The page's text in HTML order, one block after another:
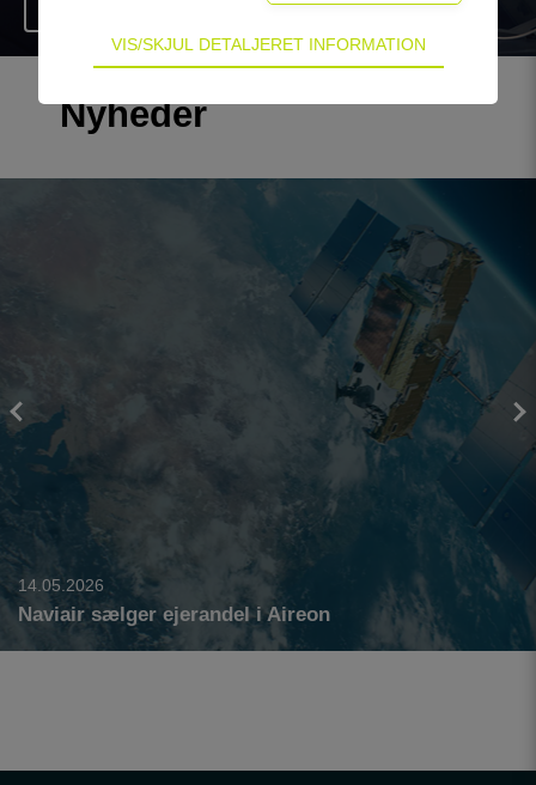
Nyheder
14.05.2026
Naviair sælger ejerandel i Aireon
Teknisk
Tekniske cookies er nødvendige for hjemmesidens
adgangskontrol samt indkøbskurv og kan derfor
Statistik-cookies bruges til at optimere design,
brugervenlighed og effektiviteten af en
hjemmeside. Fx ved at indsamle besøgsstatistik
om antal besøg og hvordan hjemmesiden bruges.
Personaliserings-cookies (tracking-cookies)
indsamler brugerens digitale fodspor på tværs af
flere hjemmesider og registrerer, hvad brugeren
interesserer sig for/søger på for at kunne
personalisere indholdet på en hjemmeside - dvs.
vise indhold, som kan være interessant for den
enkelte bruger.
VIS/SKJUL DETALJERET INFORMATION